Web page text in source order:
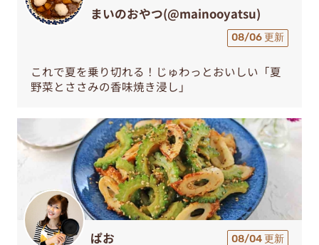
まいのおやつ(@mainooyatsu)
08/06 更新
これで夏を乗り切れる！じゅわっとおいしい「夏
野菜とささみの香味焼き浸し」
ぱお 08/04 更新